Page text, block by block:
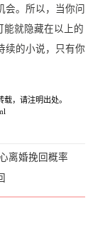
会。所以，当你问
能就隐藏在以上的
续的小说，只有你
，请注明出处。
离婚挽回概率